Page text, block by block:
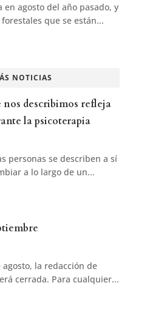
en agosto del año pasado, y
que se están...
NOTICIAS
nos describimos refleja
la psicoterapia
personas se describen a sí
a lo largo de un...
la redacción de
cerrada. Para cualquier...